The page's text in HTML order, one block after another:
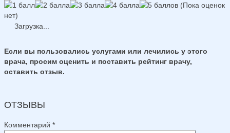
(Пока оценок
нет)
Загрузка...
Если вы пользовались услугами или лечились у этого
врача, просим оценить и поставить рейтинг врачу,
оставить отзыв.
ОТЗЫВЫ
Комментарий *